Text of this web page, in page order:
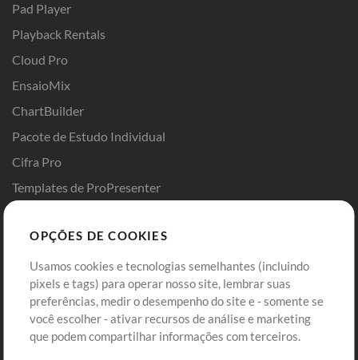
Pad Player
Playback Rentals
Cloud Pro
EnsaioMix
ChartBuilder
Pacote de Estudo Individual
Cifra Pro
Templates de ProPresenter
Comprar Créditos
Conteúdo Grátis
Solicite uma Música
Entre
Cadastre-se
Ir ao carrinho
OPÇÕES DE COOKIES
Usamos cookies e tecnologias semelhantes (incluindo
pixels e tags) para operar nosso site, lembrar suas
preferências, medir o desempenho do site e - somente se
você escolher - ativar recursos de análise e marketing
que podem compartilhar informações com terceiros.